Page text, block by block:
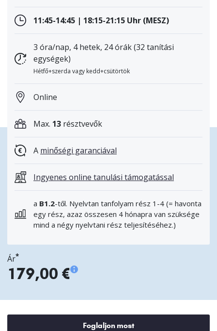
11:45-14:45 | 18:15-21:15 Uhr (MESZ)
3 óra/nap, 4 hetek, 24 órák (32 tanítási
egységek)
Hétfő+szerda vagy kedd+csütörtök
Online
Max. 13 résztvevők
A minőségi garanciával
Ingyenes online tanulási támogatással
a B1.2-től. Nyelvtan tanfolyam rész 1-4 (= havonta
egy rész, azaz összesen 4 hónapra van szüksége
mind a négy nyelvtani rész teljesítéséhez.)
Ár*
179,00 €
Foglaljon most